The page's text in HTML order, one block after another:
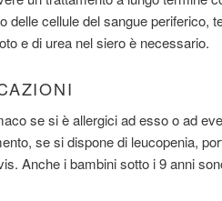
delle cellule del sangue periferico,
e di urea nel siero è necessario.
se si è allergici ad esso o ad
se si dispone di leucopenia,
Anche i bambini sotto i 9 anni